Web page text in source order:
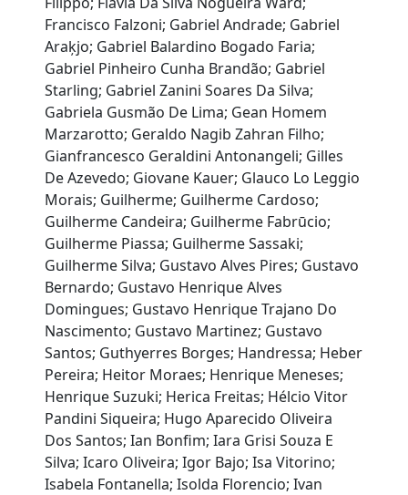
Francisco Falzoni; Gabriel Andrade; Gabriel
Araķjo; Gabriel Balardino Bogado Faria;
Gabriel Pinheiro Cunha Brandão; Gabriel
Starling; Gabriel Zanini Soares Da Silva;
Gabriela Gusmão De Lima; Gean Homem
Marzarotto; Geraldo Nagib Zahran Filho;
Gianfrancesco Geraldini Antonangeli; Gilles
De Azevedo; Giovane Kauer; Glauco Lo Leggio
Morais; Guilherme; Guilherme Cardoso;
Guilherme Candeira; Guilherme Fabrūcio;
Guilherme Piassa; Guilherme Sassaki;
Guilherme Silva; Gustavo Alves Pires; Gustavo
Bernardo; Gustavo Henrique Alves
Domingues; Gustavo Henrique Trajano Do
Nascimento; Gustavo Martinez; Gustavo
Santos; Guthyerres Borges; Handressa; Heber
Pereira; Heitor Moraes; Henrique Meneses;
Henrique Suzuki; Herica Freitas; Hélcio Vitor
Pandini Siqueira; Hugo Aparecido Oliveira
Dos Santos; Ian Bonfim; Iara Grisi Souza E
Silva; Icaro Oliveira; Igor Bajo; Isa Vitorino;
Isabela Fontanella; Isolda Florencio; Ivan